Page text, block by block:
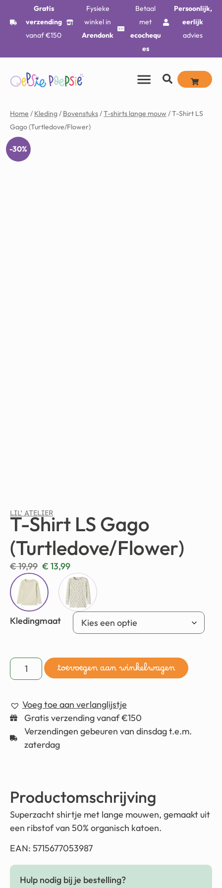
Gratis
verzending
vanaf €150
Fysieke
winkel in
Arendonk
Betaal
met
ecochequ
es
Persoonlijk,
eerlijk
advies
Home / Kleding/ Bovenstuks/T-shirts lange mouw / T-Shirt LS
Gago (Turtledove/Flower)
-30%
LIL' ATELIER
T-Shirt LS Gago
(Turtledove/Flower)
€19,99 € 13,99
Kledingmaat
toevoegen aan winkelwagen
Voeg toe aan verlanglijstje
Gratis verzending vanaf €150
Verzendingen gebeuren van dinsdag t.e.m.
zaterdag
Productomschrijving
Superzacht shirtje met lange mouwen, gemaakt uit
een ribstof van 50% organisch katoen.
EAN: 5715677053987
Hulp nodig bij je bestelling?